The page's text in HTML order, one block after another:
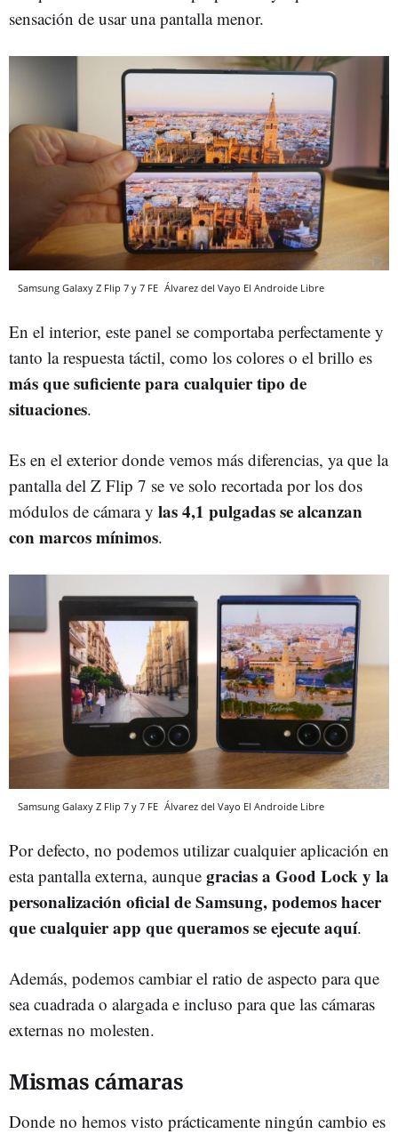
sensación de usar una pantalla menor.
Samsung Galaxy Z Flip 7 y 7 FE Álvarez del Vayo El Androide Libre
En el interior, este panel se comportaba perfectamente y
tanto la respuesta táctil, como los colores o el brillo es
más que suficiente para cualquier tipo de
situaciones.
Es en el exterior donde vemos más diferencias, ya que la
pantalla del Z Flip 7 se ve solo recortada por los dos
módulos de cámara y las 4,1 pulgadas se alcanzan
con marcos mínimos.
Samsung Galaxy Z Flip 7 y 7 FE Álvarez del Vayo El Androide Libre
Por defecto, no podemos utilizar cualquier aplicación en
esta pantalla externa, aunque gracias a Good Lock y la
personalización oficial de Samsung, podemos hacer
que cualquier app que queramos se ejecute aquí.
Además, podemos cambiar el ratio de aspecto para que
sea cuadrada o alargada e incluso para que las cámaras
externas no molesten.
Mismas cámaras
Donde no hemos visto prácticamente ningún cambio es